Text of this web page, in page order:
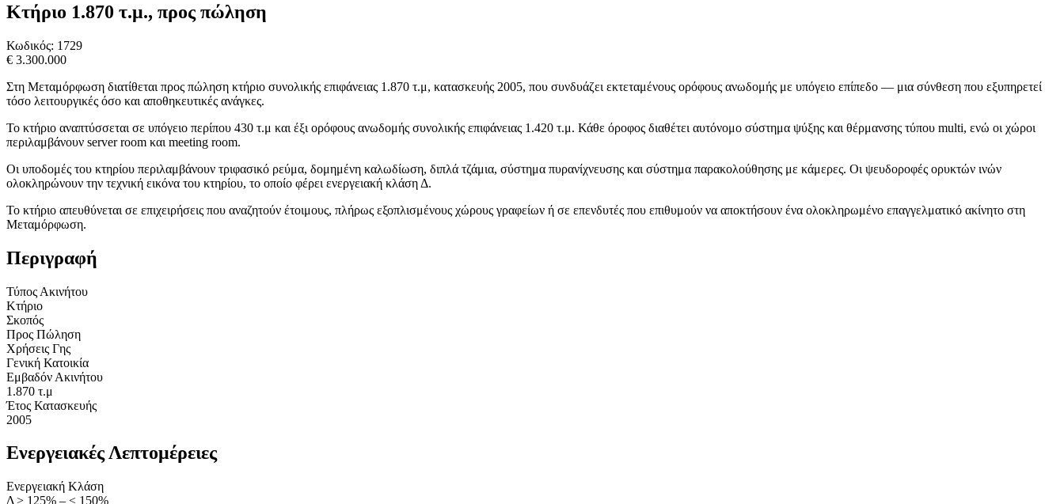
Κτήριο 1.870 τ.μ., προς πώληση
Κωδικός: 1729
€ 3.300.000
Στη Μεταμόρφωση διατίθεται προς πώληση κτήριο συνολικής επιφάνειας 1.870 τ.μ, κατασκευής 2005, που συνδυάζει εκτεταμένους ορόφους ανωδομής με υπόγειο επίπεδο — μια σύνθεση που εξυπηρετεί
τόσο λειτουργικές όσο και αποθηκευτικές ανάγκες.
Το κτήριο αναπτύσσεται σε υπόγειο περίπου 430 τ.μ και έξι ορόφους ανωδομής συνολικής επιφάνειας 1.420 τ.μ. Κάθε όροφος διαθέτει αυτόνομο σύστημα ψύξης και θέρμανσης τύπου multi, ενώ οι χώροι
περιλαμβάνουν server room και meeting room.
Οι υποδομές του κτηρίου περιλαμβάνουν τριφασικό ρεύμα, δομημένη καλωδίωση, διπλά τζάμια, σύστημα πυρανίχνευσης και σύστημα παρακολούθησης με κάμερες. Οι ψευδοροφές ορυκτών ινών
ολοκληρώνουν την τεχνική εικόνα του κτηρίου, το οποίο φέρει ενεργειακή κλάση Δ.
Το κτήριο απευθύνεται σε επιχειρήσεις που αναζητούν έτοιμους, πλήρως εξοπλισμένους χώρους γραφείων ή σε επενδυτές που επιθυμούν να αποκτήσουν ένα ολοκληρωμένο επαγγελματικό ακίνητο στη
Μεταμόρφωση.
Περιγραφή
Τύπος Ακινήτου
Κτήριο
Σκοπός
Προς Πώληση
Χρήσεις Γης
Γενική Κατοικία
Εμβαδόν Ακινήτου
1.870 τ.μ
Έτος Κατασκευής
2005
Ενεργειακές Λεπτομέρειες
Ενεργειακή Κλάση
Δ > 125% – ≤ 150%